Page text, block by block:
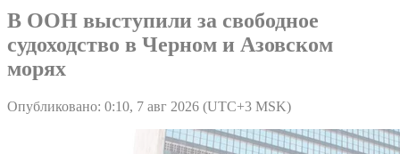
В ООН выступили за свободное
судоходство в Черном и Азовском
морях
Опубликовано: 0:10, 7 авг 2026 (UTC+3 MSK)